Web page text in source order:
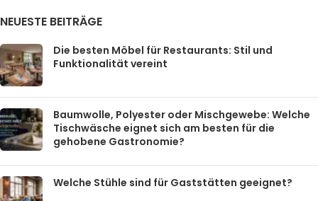
NEUESTE BEITRÄGE
Die besten Möbel für Restaurants: Stil und
Funktionalität vereint
Baumwolle, Polyester oder Mischgewebe: Welche
Tischwäsche eignet sich am besten für die
gehobene Gastronomie?
Welche Stühle sind für Gaststätten geeignet?